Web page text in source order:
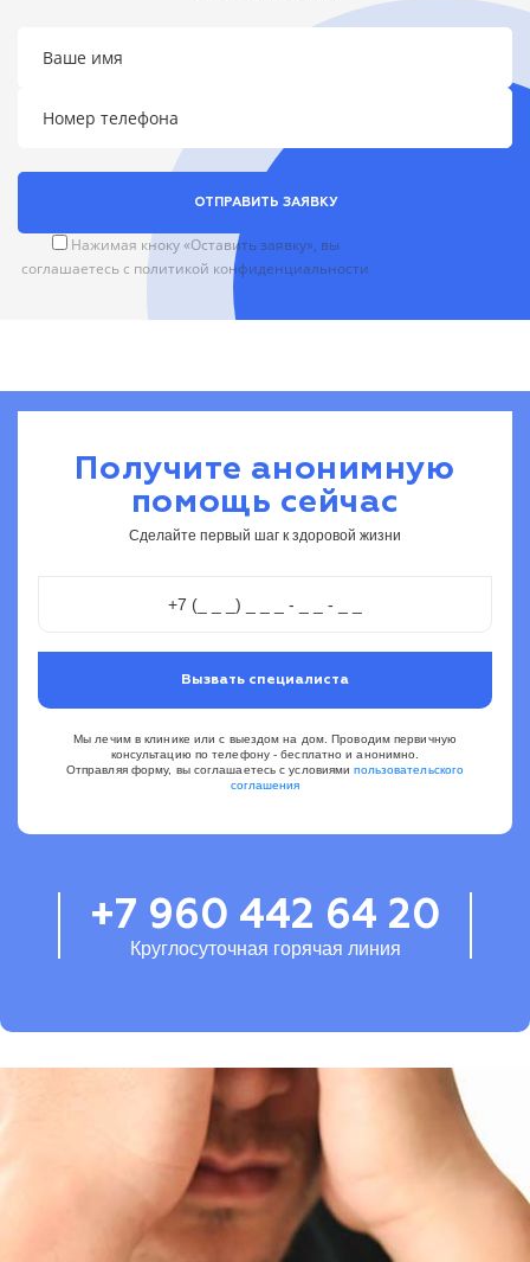
ОТПРАВИТЬ ЗАЯВКУ
Нажимая кноку «Оставить заявку», вы
соглашаетесь с политикой конфиденциальности
Получите анонимную
помощь сейчас
Сделайте первый шаг к здоровой жизни
Вызвать специалиста
Мы лечим в клинике или с выездом на дом. Проводим первичную
консультацию по телефону - бесплатно и анонимно.
Отправляя форму, вы соглашаетесь с условиямипользовательского
соглашения
+7 960 442 64 20
Круглосуточная горячая линия